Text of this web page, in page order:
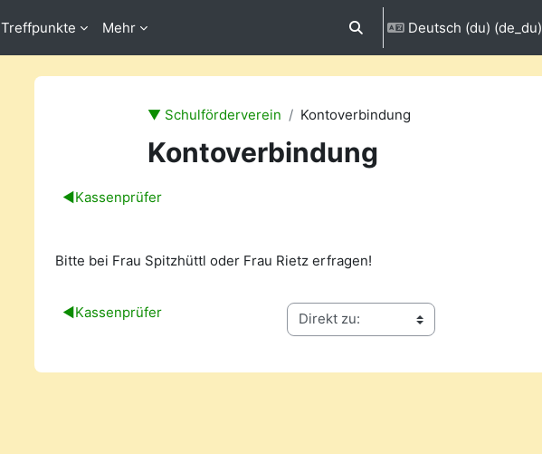
Treffpunkte Mehr Sucheingabe umschalten
Deutsch (du) ‎(de_du)‎
▼ Schulförderverein Kontoverbindung
Kontoverbindung
Abschnittsübersicht
◀︎Kassenprüfer
Bitte bei Frau Spitzhüttl oder Frau Rietz erfragen!
◀︎Kassenprüfer